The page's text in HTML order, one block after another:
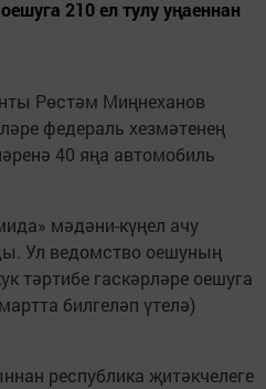
210 ел тулу уңаеннан
Рөстәм Миңнеханов
федераль хезмәтенең
40 яңа автомобиль
мәдәни-күңел ачу
Ул ведомство оешуның
тәртибе гаскәрләре оешуга
билгеләп үтелә)
республика җитәкчелеге